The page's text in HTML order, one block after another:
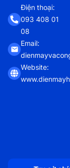
Điện thoại:
093 408 01
08
Email:
Website: